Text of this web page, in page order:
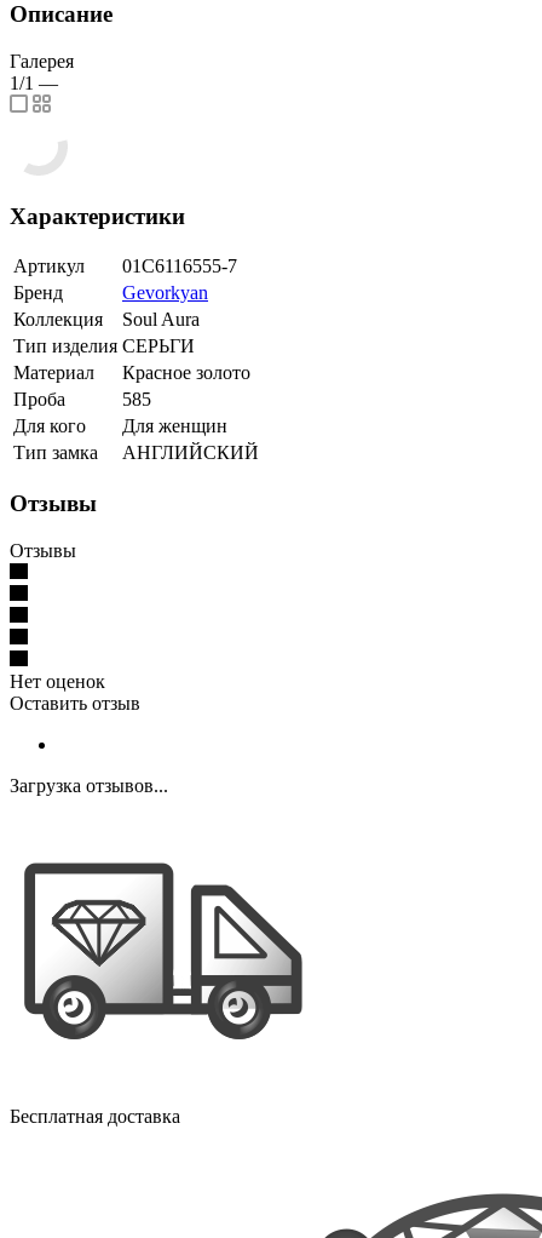
Описание
Галерея
1/1 —
Характеристики
Артикул
01С6116555-7
Бренд
Gevorkyan
Коллекция
Soul Aura
Тип изделия СЕРЬГИ
Материал
Красное золото
Проба
585
Для кого
Для женщин
Тип замка
АНГЛИЙСКИЙ
Отзывы
Отзывы
Нет оценок
Оставить отзыв
Загрузка отзывов...
Бесплатная доставка